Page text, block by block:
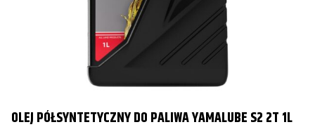
OLEJ PÓŁSYNTETYCZNY DO PALIWA YAMALUBE S2 2T 1L